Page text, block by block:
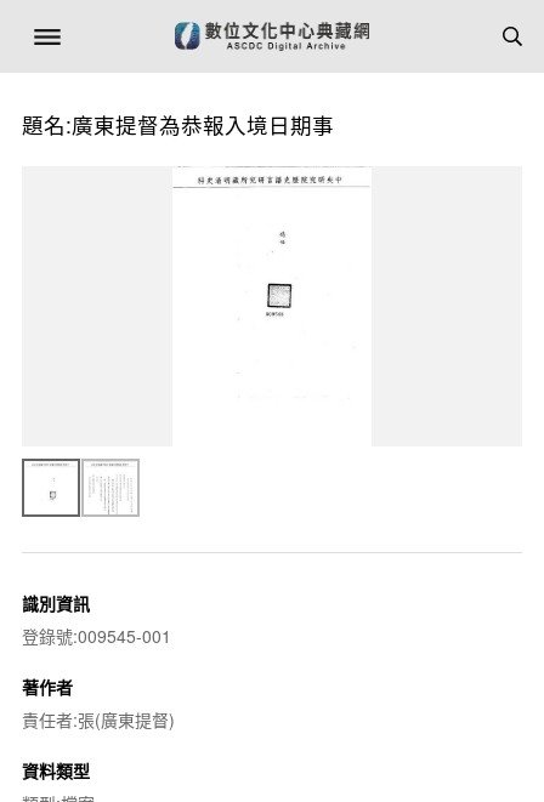
題名:廣東提督為恭報入境日期事
識別資訊
登錄號:009545-001
著作者
責任者:張(廣東提督)
資料類型